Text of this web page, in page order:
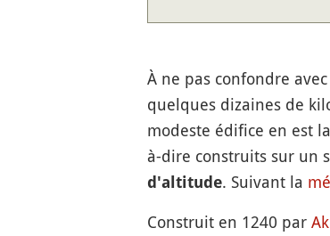
À ne pas confondre
quelques dizaines de
modeste édifice en est
à-dire construits sur un
d'altitude. Suivant la
Construit en 1240 par